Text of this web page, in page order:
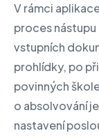
V rámci
proces
vstupních
prohlídky, po
povinných
o absolvování
nastavení